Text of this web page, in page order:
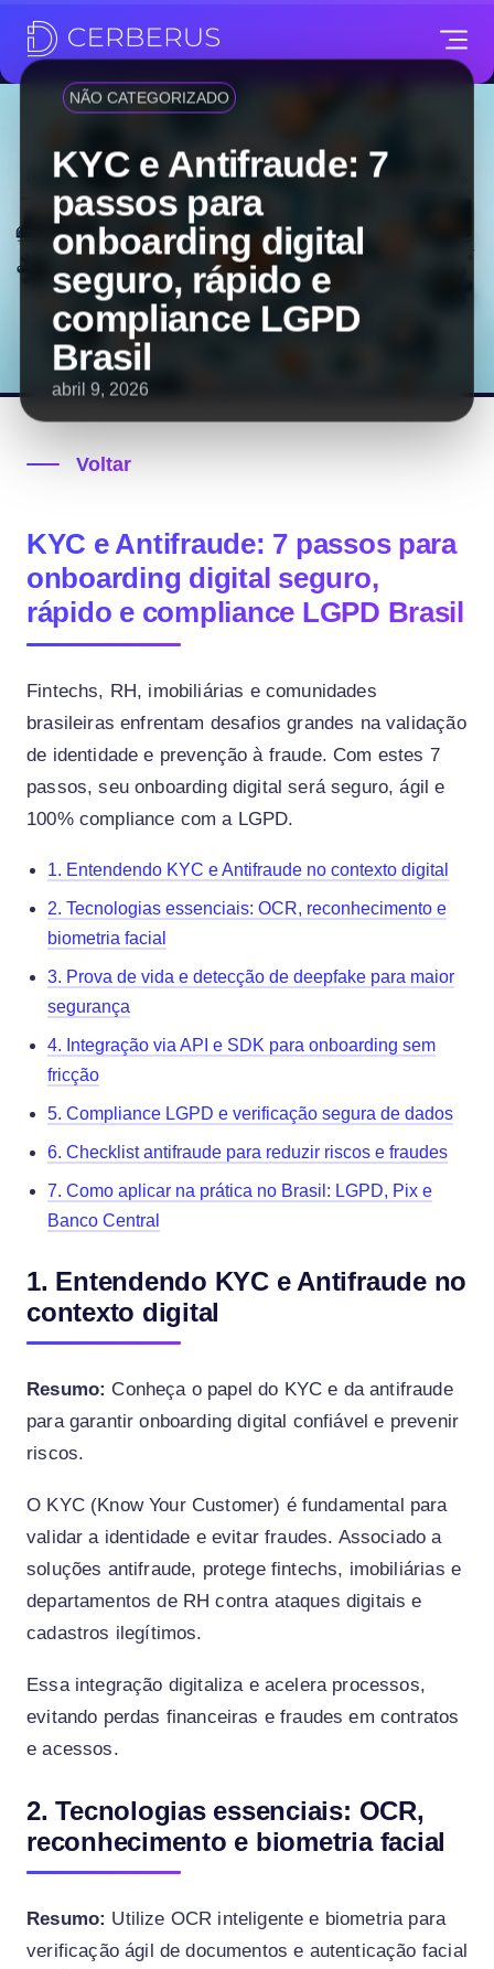
NÃO CATEGORIZADO
KYC e Antifraude: 7
passos para
onboarding digital
seguro, rápido e
compliance LGPD
Brasil
abril 9, 2026
Voltar
KYC e Antifraude: 7 passos para
onboarding digital seguro,
rápido e compliance LGPD Brasil
Fintechs, RH, imobiliárias e comunidades
brasileiras enfrentam desafios grandes na validação
de identidade e prevenção à fraude. Com estes 7
passos, seu onboarding digital será seguro, ágil e
100% compliance com a LGPD.
1. Entendendo KYC e Antifraude no contexto digital
2. Tecnologias essenciais: OCR, reconhecimento e
biometria facial
3. Prova de vida e detecção de deepfake para maior
segurança
4. Integração via API e SDK para onboarding sem
fricção
5. Compliance LGPD e verificação segura de dados
6. Checklist antifraude para reduzir riscos e fraudes
7. Como aplicar na prática no Brasil: LGPD, Pix e
Banco Central
1. Entendendo KYC e Antifraude no
contexto digital
Resumo: Conheça o papel do KYC e da antifraude
para garantir onboarding digital confiável e prevenir
riscos.
O KYC (Know Your Customer) é fundamental para
validar a identidade e evitar fraudes. Associado a
soluções antifraude, protege fintechs, imobiliárias e
departamentos de RH contra ataques digitais e
cadastros ilegítimos.
Essa integração digitaliza e acelera processos,
evitando perdas financeiras e fraudes em contratos
e acessos.
2. Tecnologias essenciais: OCR,
reconhecimento e biometria facial
Resumo: Utilize OCR inteligente e biometria para
verificação ágil de documentos e autenticação facial